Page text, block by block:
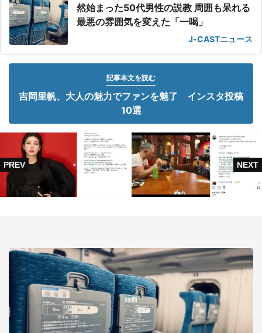
然始まった50代男性の説教 周囲も呆れる
最悪の雰囲気を変えた「一喝」
J-CASTニュース
記事本文を読む
吉岡里帆、大人の魅力でファンを魅了 インスタ投稿
10選